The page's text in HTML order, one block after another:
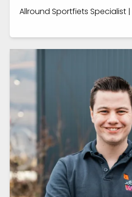
Allround Sportfiets Specialist